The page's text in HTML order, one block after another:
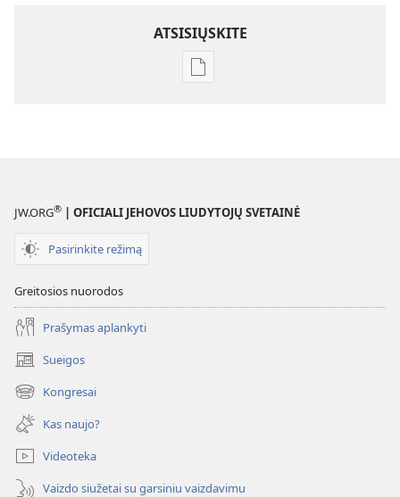
ATSISIŲSKITE
Skaitmeninių
lapkričio 22 d.
JW.ORG® | OFICIALI JEHOVOS LIUDYTOJŲ SVETAINĖ
Pasirinkite režimą
Greitosios nuorodos
Prašymas aplankyti
Sueigos
(atsiveria
naujas
langas)
Kongresai
(atsiveria
naujas
langas)
Kas naujo?
Videoteka
Vaizdo siužetai su garsiniu vaizdavimu